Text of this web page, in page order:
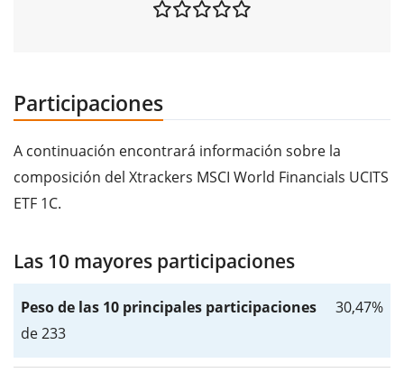
Participaciones
A continuación encontrará información sobre la
composición del Xtrackers MSCI World Financials UCITS
ETF 1C.
Las 10 mayores participaciones
Peso de las 10 principales participaciones
de 233
30,47%